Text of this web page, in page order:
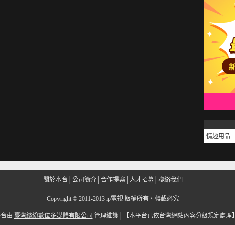
情趣用品
關於本台 公司簡介 合作提案 人才招募 聯絡我們
Copyright © 2011-2013 ip電視 版權所有‧轉載必究
由 臺灣繽紛數位多媒體有限公司 管理維護│ 【本平台已依台灣網站內容分級規定處理】